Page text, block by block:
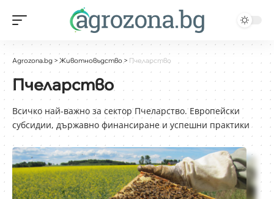
Agrozona.bg > Животновъдство> Пчеларство
Пчеларство
Всичко най-важно за сектор Пчеларство. Европейски
субсидии, държавно финансиране и успешни практики